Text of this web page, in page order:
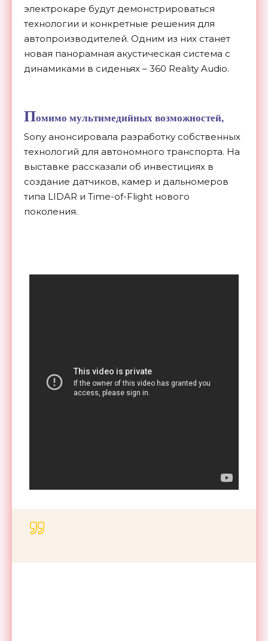
электрокаре будут демонстрироваться
технологии и конкретные решения для
автопроизводителей. Одним из них станет
новая панорамная акустическая система с
динамиками в сиденьях – 360 Reality Audio.
Помимо мультимедийных возможностей,
Sony анонсировала разработку собственных
технологий для автономного транспорта. На
выставке рассказали об инвестициях в
создание датчиков, камер и дальномеров
типа LIDAR и Time-of-Flight нового
поколения.